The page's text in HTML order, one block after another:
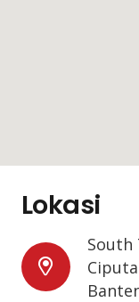
Lokasi
South